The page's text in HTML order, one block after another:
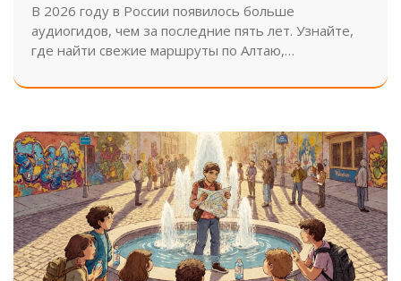
В 2026 году в России появилось больше
аудиогидов, чем за последние пять лет. Узнайте,
где найти свежие маршруты по Алтаю,
бесплатно и без гидов.